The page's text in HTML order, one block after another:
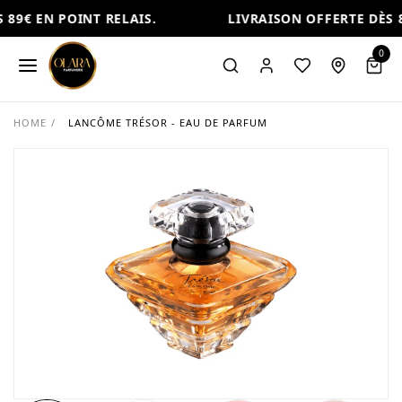
EN POINT RELAIS. LIVRAISON OFFERTE DÈS
0
HOME / LANCÔME TRÉSOR - EAU DE PARFUM